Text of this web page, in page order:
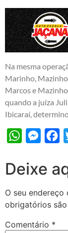
Na mesma
Marinho,
Marcos e
quando a juíza
Ibicaraí,
WhatsApp
Deixe
O seu
obrigatórios
Comentário *